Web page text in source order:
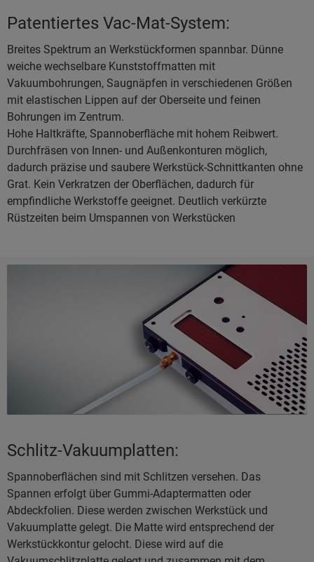
Patentiertes Vac-Mat-System:
Breites Spektrum an Werkstückformen spannbar. Dünne
weiche wechselbare Kunststoffmatten mit
Vakuumbohrungen, Saugnäpfen in verschiedenen Größen
mit elastischen Lippen auf der Oberseite und feinen
Bohrungen im Zentrum.
Hohe Haltkräfte, Spannoberfläche mit hohem Reibwert.
Durchfräsen von Innen- und Außenkonturen möglich,
dadurch präzise und saubere Werkstück-Schnittkanten ohne
Grat. Kein Verkratzen der Oberflächen, dadurch für
empfindliche Werkstoffe geeignet. Deutlich verkürzte
Rüstzeiten beim Umspannen von Werkstücken
Schlitz-Vakuumplatten:
Spannoberflächen sind mit Schlitzen versehen. Das
Spannen erfolgt über Gummi-Adaptermatten oder
Abdeckfolien. Diese werden zwischen Werkstück und
Vakuumplatte gelegt. Die Matte wird entsprechend der
Werkstückkontur gelocht. Diese wird auf die